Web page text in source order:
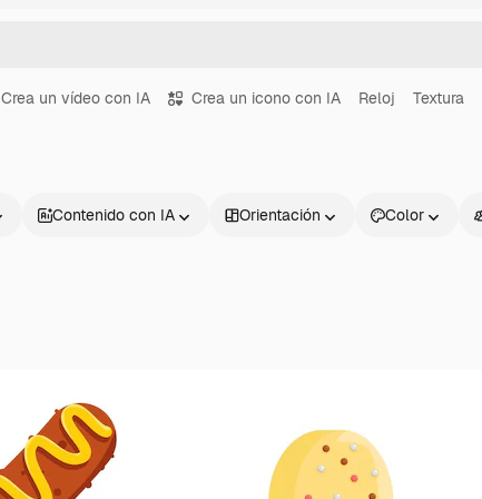
Crea un vídeo con IA Crea un icono con IA Reloj Textura
Contenido con IA Orientación Color
Productos Información útil